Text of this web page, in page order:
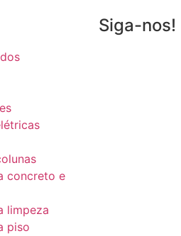
concreto e
limpeza
piso
Siga-nos!